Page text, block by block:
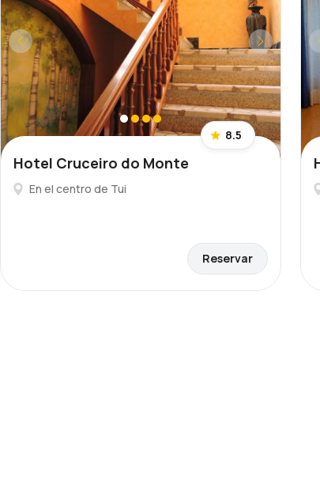
8.5
Hotel Cruceiro do Monte
En el centro de Tui
Reservar